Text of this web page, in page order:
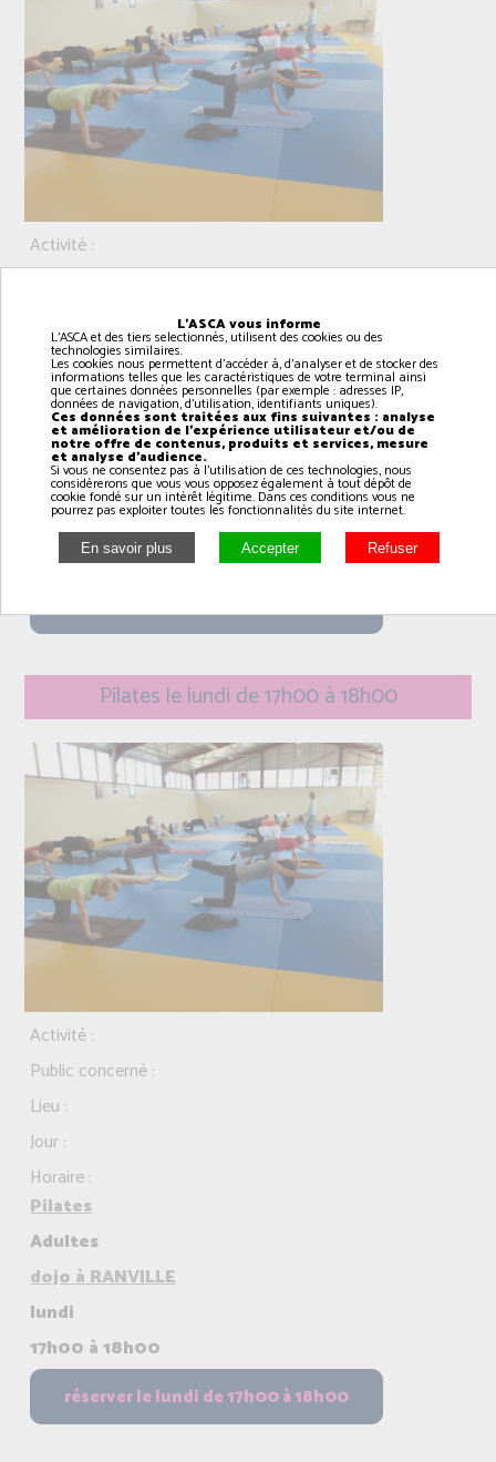
Activité :
Jour :
Horaire :
Pilates
Adultes
dojo à RANVILLE
lundi
16h00 à 17h00
Pilates le lundi de 17h00 à 18h00
Activité :
Public concerné :
Lieu :
Jour :
Horaire :
Pilates
Adultes
dojo à RANVILLE
lundi
17h00 à 18h00
L'ASCA vous informe
L'ASCA et des tiers selectionnés, utilisent des cookies ou des
technologies similaires.
Les cookies nous permettent d'accéder à, d'analyser et de stocker des
informations telles que les caractéristiques de votre terminal ainsi
que certaines données personnelles (par exemple : adresses IP,
données de navigation, d'utilisation, identifiants uniques).
Ces données sont traitées aux fins suivantes : analyse
et amélioration de l'expérience utilisateur et/ou de
notre offre de contenus, produits et services, mesure
et analyse d'audience.
Si vous ne consentez pas à l'utilisation de ces technologies, nous
considérerons que vous vous opposez également à tout dépôt de
cookie fondé sur un intérêt légitime. Dans ces conditions vous ne
pourrez pas exploiter toutes les fonctionnalités du site internet.